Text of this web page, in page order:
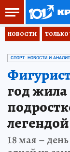
НОВОСТИ ТОЛЬКО
СПОРТ: НОВОСТИ И
год жила
легендой
18 мая –